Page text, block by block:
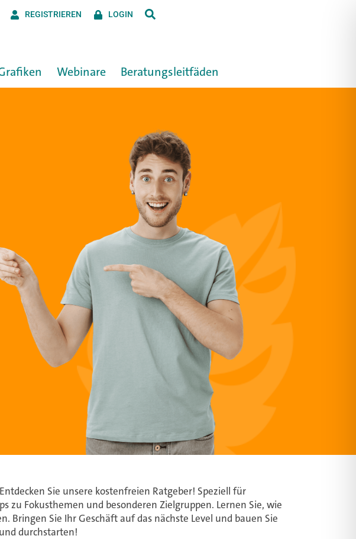
REGISTRIEREN LOGIN
Webinare Beratungs­leitfäden
Sie unsere kostenfreien Ratgeber! Speziell für
Fokusthemen und besonderen Zielgruppen. Lernen Sie, wie
Sie Ihr Geschäft auf das nächste Level und bauen Sie
durchstarten!